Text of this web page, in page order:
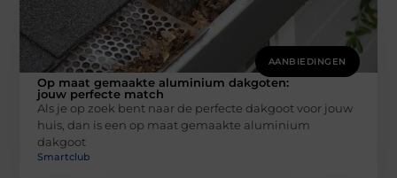
AANBIEDINGEN
Op maat gemaakte aluminium dakgoten:
jouw perfecte match
Als je op zoek bent naar de perfecte dakgoot voor jouw
huis, dan is een op maat gemaakte aluminium
dakgoot
Smartclub